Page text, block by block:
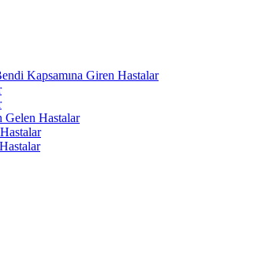
Kapsamına Giren Hastalar
Gelen Hastalar